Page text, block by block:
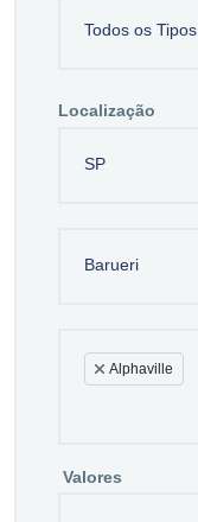
Todos os Tipos
Localização
SP
Barueri
Alphaville
Valores